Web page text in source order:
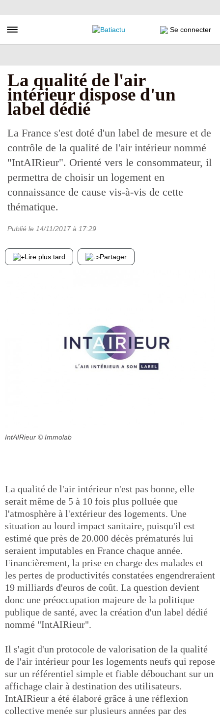
au
principal
Toggle navigation Se connecter
La qualité de l'air
intérieur dispose d'un
label dédié
La France s'est doté d'un label de mesure et de
contrôle de la qualité de l'air intérieur nommé
"IntAIRieur". Orienté vers le consommateur, il
permettra de choisir un logement en
connaissance de cause vis-à-vis de cette
thématique.
Publié le 14/11/2017 à 17:29
Lire plus tard Partager
IntAIRieur © Immolab
La qualité de l'air intérieur n'est pas bonne, elle
serait même de 5 à 10 fois plus polluée que
l'atmosphère à l'extérieur des logements. Une
situation au lourd impact sanitaire, puisqu'il est
estimé que près de 20.000 décès prématurés lui
seraient imputables en France chaque année.
Financièrement, la prise en charge des malades et
les pertes de productivités constatées engendreraient
19 milliards d'euros de coût. La question devient
donc une préoccupation majeure de la politique
publique de santé, avec la création d'un label dédié
nommé "IntAIRieur".
Il s'agit d'un protocole de valorisation de la qualité
de l'air intérieur pour les logements neufs qui repose
sur un référentiel simple et fiable débouchant sur un
affichage clair à destination des utilisateurs.
IntAIRieur a été élaboré grâce à une réflexion
collective menée sur plusieurs années par des